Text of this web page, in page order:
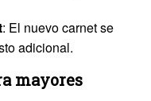
: El nuevo carnet se
adicional.
mayores